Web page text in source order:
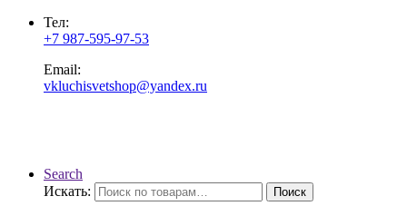
Тел:
+7 987-595-97-53
Email:
vkluchisvetshop@yandex.ru
Search
Искать:
Поиск